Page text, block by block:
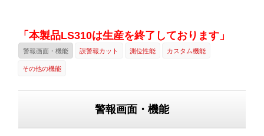
「本製品LS310は生産を終了しております」
警報画面・機能 誤警報カット 測位性能 カスタム機能
その他の機能
警報画面・機能